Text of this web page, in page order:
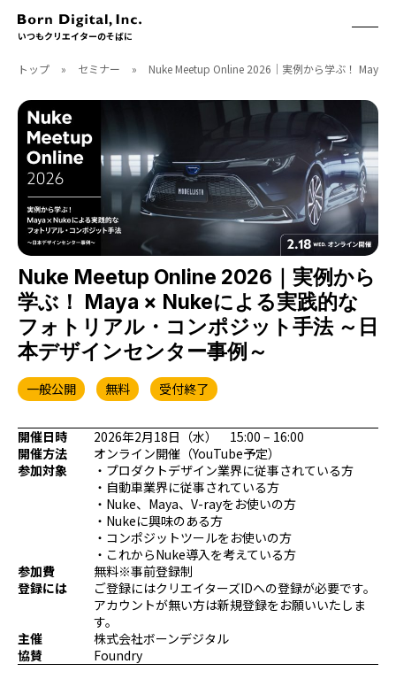
いつもクリエイターのそばに
ABOUT
CONTACT
RECRUIT
クリエイターズID
ACCESS
取扱製品
ソフトウェア
フォント
ハードウェア
ソフトウェアサポート
CGWORLD
月刊誌
別冊
CGWORLD.jp
BOOK
刊行順
ゲーム/CG
映像/映画/アニメ
ファッション/デザイン/他
SEMINAR
有料セミナー
無料セミナー
スケジュール
その他
x facebookyoutube
トップ » セミナー » Nuke Meetup Online 2026｜実例から学ぶ！ Maya
Nuke Meetup Online 2026｜実例から
学ぶ！ Maya × Nukeによる実践的な
フォトリアル・コンポジット手法 ～日
本デザインセンター事例～
一般公開 無料 受付終了
開催日時
2026年2月18日（水） 15:00 – 16:00
開催方法
オンライン開催（YouTube予定）
参加対象
・プロダクトデザイン業界に従事されている方
・自動車業界に従事されている方
・Nuke、Maya、V-rayをお使いの方
・Nukeに興味のある方
・コンポジットツールをお使いの方
・これからNuke導入を考えている方
参加費
無料※事前登録制
登録には
ご登録にはクリエイターズIDへの登録が必要です。
アカウントが無い方は新規登録をお願いいたしま
す。
主催
株式会社ボーンデジタル
協賛
Foundry